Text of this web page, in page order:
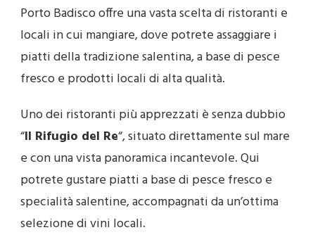
Porto Badisco offre una vasta scelta di ristoranti e
locali in cui mangiare, dove potrete assaggiare i
piatti della tradizione salentina, a base di pesce
fresco e prodotti locali di alta qualità.
Uno dei ristoranti più apprezzati è senza dubbio
“Il Rifugio del Re“, situato direttamente sul mare
e con una vista panoramica incantevole. Qui
potrete gustare piatti a base di pesce fresco e
specialità salentine, accompagnati da un’ottima
selezione di vini locali.